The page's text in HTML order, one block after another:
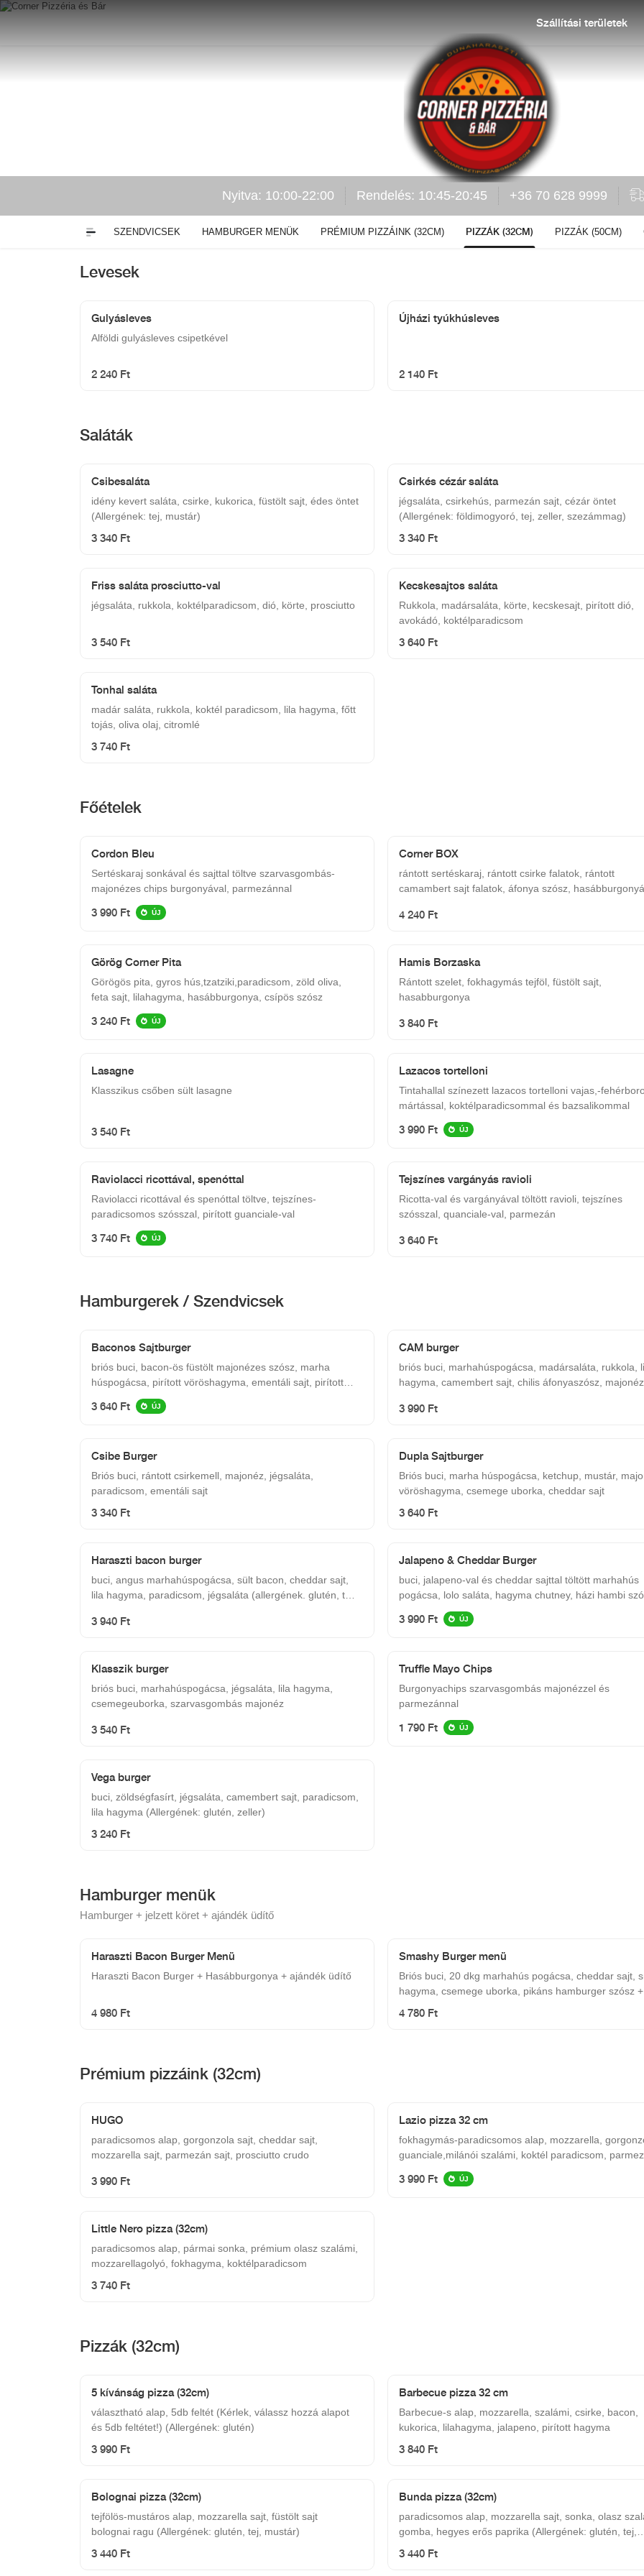
Szállítási területek
Nyitva: 10:00-22:00 Rendelés: 10:45-20:45 +36 70 628 9999
HAMBURGEREK / SZENDVICSEK HAMBURGER MENÜK PRÉMIUM PIZZÁINK (32CM) PIZZÁK (32CM) PIZZÁK (50CM)
Levesek
Gulyásleves
Alföldi gulyásleves csipetkével
2 240 Ft
Újházi tyúkhúsleves
2 140 Ft
Saláták
Csibesaláta
idény kevert saláta, csirke, kukorica, füstölt sajt, édes öntet
(Allergének: tej, mustár)
3 340 Ft
Csirkés cézár saláta
jégsaláta, csirkehús, parmezán sajt, cézár öntet
(Allergének: földimogyoró, tej, zeller, szezámmag)
3 340 Ft
Friss saláta prosciutto-val
jégsaláta, rukkola, koktélparadicsom, dió, körte, prosciutto
3 540 Ft
Kecskesajtos saláta
Rukkola, madársaláta, körte, kecskesajt, pirított dió,
avokádó, koktélparadicsom
3 640 Ft
Tonhal saláta
madár saláta, rukkola, koktél paradicsom, lila hagyma, főtt
tojás, oliva olaj, citromlé
3 740 Ft
Főételek
Cordon Bleu
Sertéskaraj sonkával és sajttal töltve szarvasgombás-
majonézes chips burgonyával, parmezánnal
3 990 Ft ÚJ
Corner BOX
rántott sertéskaraj, rántott csirke falatok, rántott
camambert sajt falatok, áfonya szósz,
4 240 Ft
Görög Corner Pita
Görögös pita, gyros hús,tzatziki,paradicsom, zöld oliva,
feta sajt, lilahagyma, hasábburgonya, csípös szósz
3 240 Ft ÚJ
Hamis Borzaska
Rántott szelet, fokhagymás tejföl, füstölt sajt,
hasabburgonya
3 840 Ft
Lasagne
Klasszikus csőben sült lasagne
3 540 Ft
Lazacos tortelloni
Tintahallal színezett lazacos tortelloni vajas,-
mártással, koktélparadicsommal és bazsalikommal
3 990 Ft ÚJ
Raviolacci ricottával, spenóttal
Raviolacci ricottával és spenóttal töltve, tejszínes-
paradicsomos szósszal, pirított guanciale-val
3 740 Ft ÚJ
Tejszínes vargányás ravioli
Ricotta-val és vargányával töltött ravioli, tejszínes
szósszal, quanciale-val, parmezán
3 640 Ft
Hamburgerek / Szendvicsek
Baconos Sajtburger
briós buci, bacon-ös füstölt majonézes szósz, marha
húspogácsa, pirított vöröshagyma, ementáli sajt, pirított
3 640 Ft ÚJ
CAM burger
briós buci, marhahúspogácsa, madársaláta, rukkola,
hagyma, camembert sajt, chilis áfonyaszósz, majonéz
3 990 Ft
Csibe Burger
Briós buci, rántott csirkemell, majonéz, jégsaláta,
paradicsom, ementáli sajt
3 340 Ft
Dupla Sajtburger
Briós buci, marha húspogácsa, ketchup, mustár,
vöröshagyma, csemege uborka, cheddar sajt
3 640 Ft
Haraszti bacon burger
buci, angus marhahúspogácsa, sült bacon, cheddar sajt,
lila hagyma, paradicsom, jégsaláta (allergének. glutén, tej,
3 940 Ft
Jalapeno & Cheddar Burger
buci, jalapeno-val és cheddar sajttal töltött marhahús
pogácsa, lolo saláta, hagyma chutney, házi hambi szósz,
karamelizalt ananász, cheddar sajt
3 990 Ft ÚJ
Klasszik burger
briós buci, marhahúspogácsa, jégsaláta, lila hagyma,
csemegeuborka, szarvasgombás majonéz
3 540 Ft
Truffle Mayo Chips
Burgonyachips szarvasgombás majonézzel és
parmezánnal
1 790 Ft ÚJ
Vega burger
buci, zöldségfasírt, jégsaláta, camembert sajt, paradicsom,
lila hagyma (Allergének: glutén, zeller)
3 240 Ft
Hamburger menük
Hamburger + jelzett köret + ajándék üdítő
Haraszti Bacon Burger Menü
Haraszti Bacon Burger + Hasábburgonya + ajándék üdítő
4 980 Ft
Smashy Burger menü
Briós buci, 20 dkg marhahús pogácsa, cheddar sajt,
hagyma, csemege uborka, pikáns hamburger szósz +
4 780 Ft
Prémium pizzáink (32cm)
HUGO
paradicsomos alap, gorgonzola sajt, cheddar sajt,
mozzarella sajt, parmezán sajt, prosciutto crudo
3 990 Ft
Lazio pizza 32 cm
fokhagymás-paradicsomos alap, mozzarella,
guanciale,milánói szalámi, koktél paradicsom,
3 990 Ft ÚJ
Little Nero pizza (32cm)
paradicsomos alap, pármai sonka, prémium olasz szalámi,
mozzarellagolyó, fokhagyma, koktélparadicsom
3 740 Ft
Pizzák (32cm)
5 kívánság pizza (32cm)
választható alap, 5db feltét (Kérlek, válassz hozzá alapot
és 5db feltétet!) (Allergének: glutén)
3 990 Ft
Barbecue pizza 32 cm
Barbecue-s alap, mozzarella, szalámi, csirke, bacon,
kukorica, lilahagyma, jalapeno, pirított hagyma
3 840 Ft
Bolognai pizza (32cm)
tejfölös-mustáros alap, mozzarella sajt, füstölt sajt
bolognai ragu (Allergének: glutén, tej, mustár)
3 440 Ft
Bunda pizza (32cm)
paradicsomos alap, mozzarella sajt, sonka, olasz
gomba, hegyes erős paprika (Allergének: glutén, tej,
3 440 Ft